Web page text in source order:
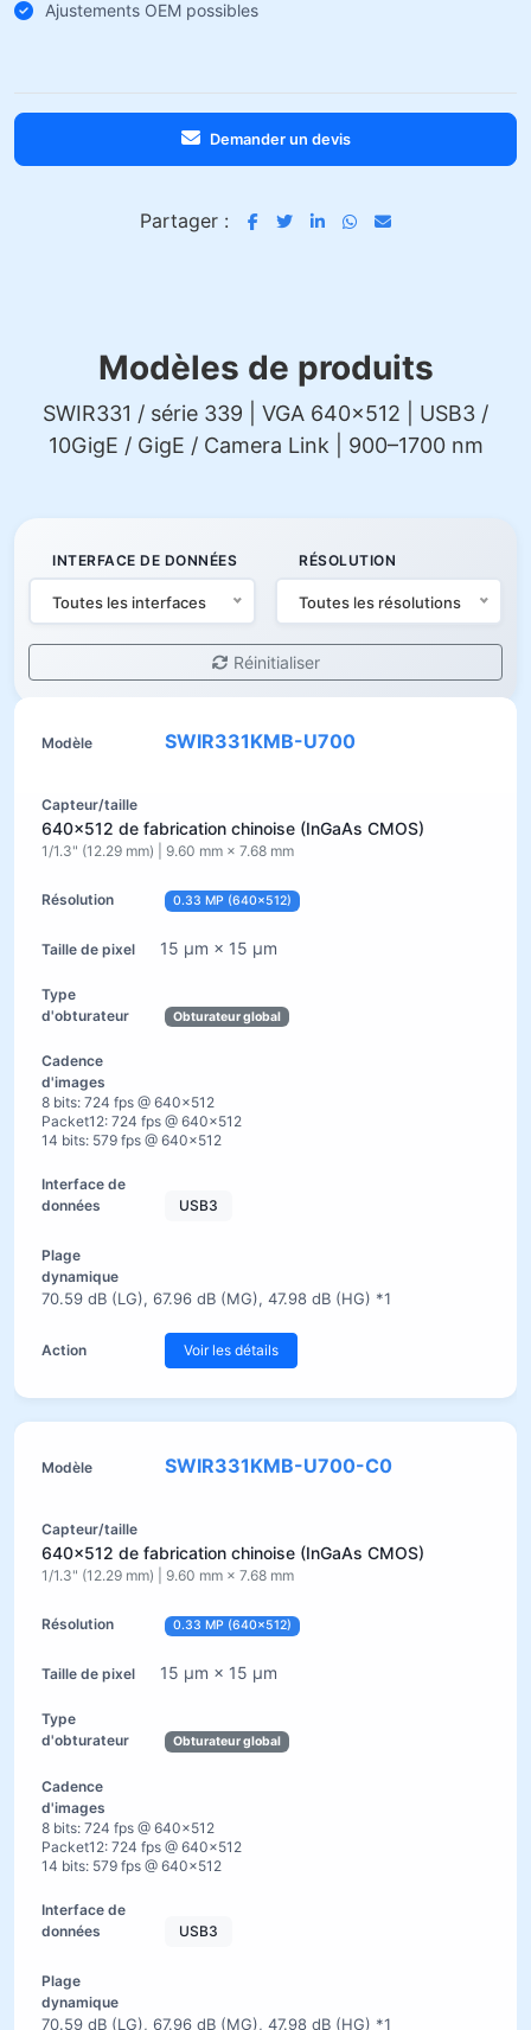
Ajustements OEM possibles
Demander un devis
Partager :
Modèles de produits
SWIR331 / série 339 | VGA 640×512 | USB3 /
10GigE / GigE / Camera Link | 900–1700 nm
INTERFACE DE DONNÉES
Toutes les interfaces
RÉSOLUTION
Toutes les résolutions
Réinitialiser
SWIR331KMB-U700
640×512 de fabrication chinoise (InGaAs CMOS)
1/1.3" (12.29 mm) | 9.60 mm × 7.68 mm
0.33 MP (640×512)
15 µm × 15 µm
Obturateur global
8 bits: 724 fps @ 640×512
Packet12: 724 fps @ 640×512
14 bits: 579 fps @ 640×512
USB3
70.59 dB (LG), 67.96 dB (MG), 47.98 dB (HG) *1
Voir les détails
SWIR331KMB-U700-C0
640×512 de fabrication chinoise (InGaAs CMOS)
1/1.3" (12.29 mm) | 9.60 mm × 7.68 mm
0.33 MP (640×512)
15 µm × 15 µm
Obturateur global
8 bits: 724 fps @ 640×512
Packet12: 724 fps @ 640×512
14 bits: 579 fps @ 640×512
USB3
70.59 dB (LG), 67.96 dB (MG), 47.98 dB (HG) *1